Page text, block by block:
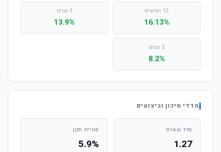
12 חודשים
16.13%
3 שנים
13.9%
5 שנים
8.2%
מדדי סיכון וביצועים
מדד שארפ
1.27
סטיית תקן
5.9%